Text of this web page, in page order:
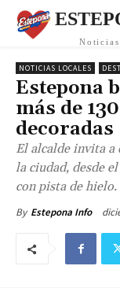
Noticias
NOTICIAS LOCALES
Estepona
más de
decoradas
El alcalde invita a
la ciudad, desde
con pista de hielo.
By Estepona Info